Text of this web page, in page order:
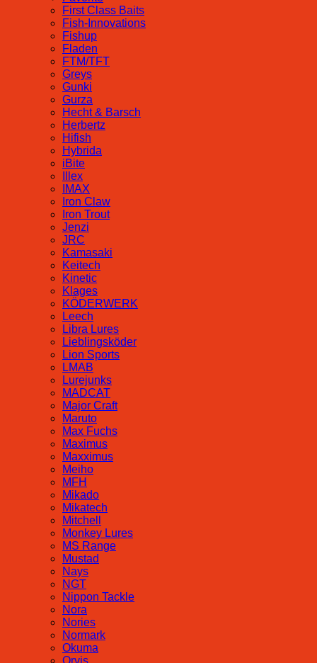
First Class Baits
Fish-Innovations
Fishup
Fladen
FTM/TFT
Greys
Gunki
Gurza
Hecht & Barsch
Herbertz
Hifish
Hybrida
iBite
Illex
IMAX
Iron Claw
Iron Trout
Jenzi
JRC
Kamasaki
Keitech
Kinetic
Klages
KÖDERWERK
Leech
Libra Lures
Lieblingsköder
Lion Sports
LMAB
Lurejunks
MADCAT
Major Craft
Maruto
Max Fuchs
Maximus
Maxximus
Meiho
MFH
Mikado
Mikatech
Mitchell
Monkey Lures
MS Range
Mustad
Nays
NGT
Nippon Tackle
Nora
Nories
Normark
Okuma
Orvis